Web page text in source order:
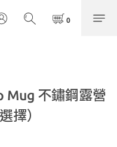
Mug 不鏽鋼露營
擇）